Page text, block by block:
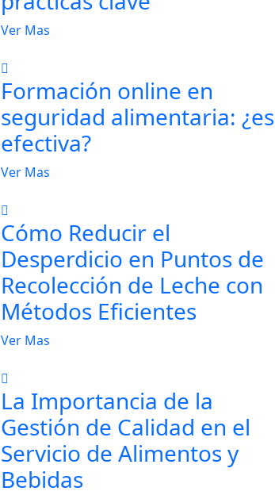
Ver Mas
Formación online en
seguridad alimentaria: ¿es
efectiva?
Ver Mas
Cómo Reducir el
Desperdicio en Puntos de
Recolección de Leche con
Métodos Eficientes
Ver Mas
La Importancia de la
Gestión de Calidad en el
Servicio de Alimentos y
Bebidas